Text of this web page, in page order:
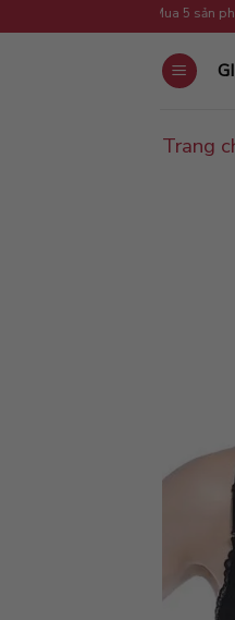
to
🎁 Mua 5 sản phẩm
Trang